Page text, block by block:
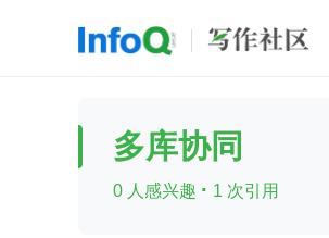
前端 AI
查看更多
多库协同
0 人感兴趣 · 1 次引用